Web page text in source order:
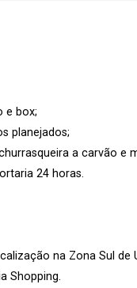
e box;
planejados;
a carvão e
24 horas.
na Zona Sul de
Shopping.